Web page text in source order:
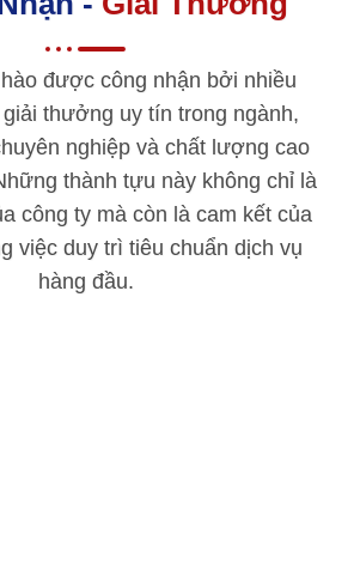
được công nhận bởi nhiều
thưởng uy tín trong ngành,
nghiệp và chất lượng cao
thành tựu này không chỉ là
công ty mà còn là cam kết của
việc duy trì tiêu chuẩn dịch vụ
hàng đầu.